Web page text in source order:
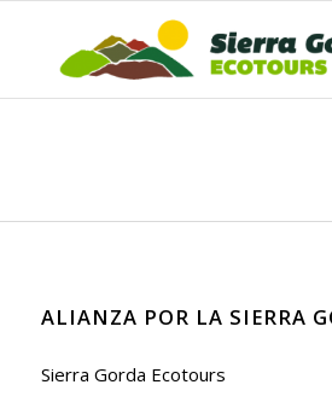
ALIANZA POR LA SIERRA
Sierra Gorda Ecotours